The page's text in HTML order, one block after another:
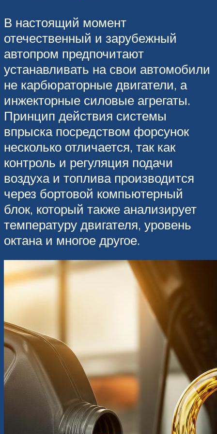
В настоящий момент
отечественный и зарубежный
автопром предпочитают
устанавливать на свои автомобили
не карбюраторные двигатели, а
инжекторные силовые агрегаты.
Принцип действия системы
впрыска посредством форсунок
несколько отличается, так как
контроль и регуляция подачи
воздуха и топлива производится
через бортовой компьютерный
блок, который также анализирует
температуру двигателя, уровень
октана и многое другое.